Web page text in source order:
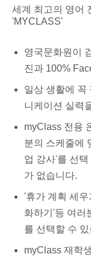
세계 최고의 영어
'MYCLASS'
영국문화원이
진과 100%
일상 생활에 꼭
니케이션 실력
myClass 전용
분의 스케줄에
업 강사'를 선
가 없습니다.
'휴가 계획 세우
화하기'등 여러
를 선택할 수
myClass 재학